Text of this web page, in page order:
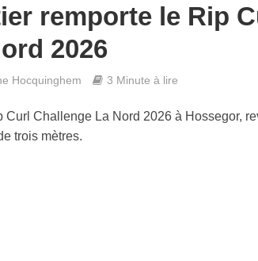
remporte le Rip
2026
Hocquinghem 3 Minute à lire
Curl Challenge La Nord 2026 à Hossegor,
trois mètres.